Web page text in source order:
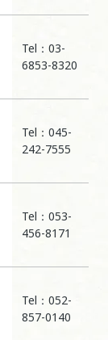
Tel：03-
6853-8320
Tel：045-
242-7555
Tel：053-
456-8171
Tel：052-
857-0140